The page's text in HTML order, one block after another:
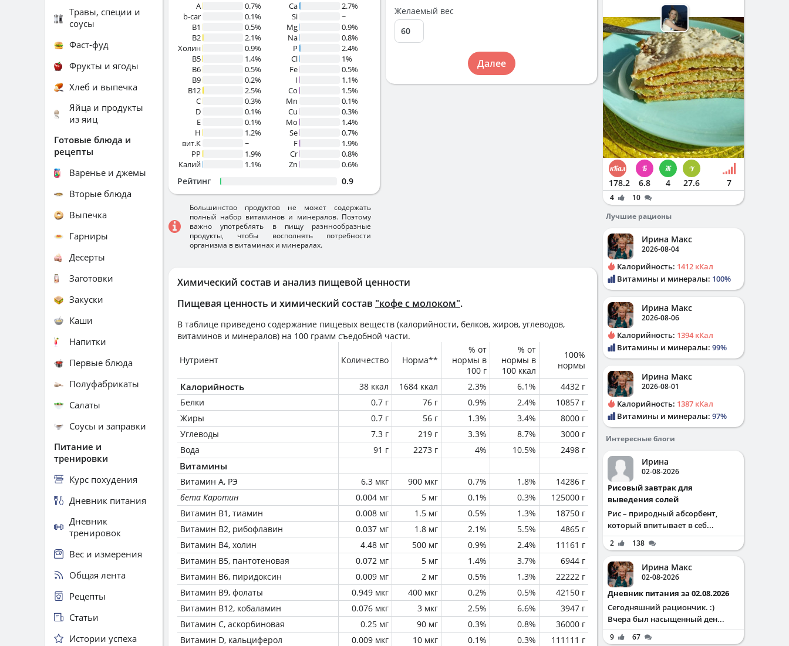
Химический состав и анализ пищевой ценности
Пищевая ценность и химический состав "кофе с молоком".
В таблице приведено содержание пищевых веществ (калорийности, белков, жиров, углеводов,
витаминов и минералов) на 100 грамм съедобной части.
Нутриент Количество Норма**
% от
нормы в
100 г
% от
нормы в
100 ккал
100%
нормы
Калорийность 38 ккал 1684 ккал 2.3% 6.1%
4432 г
Белки
0.7 г 76 г 0.9% 2.4%
10857 г
Жиры
0.7 г 56 г 1.3% 3.4%
8000 г
Углеводы
7.3 г 219 г 3.3% 8.7%
3000 г
Вода
91 г 2273 г 4% 10.5% 2498 г
Витамины
Витамин А, РЭ 6.3 мкг 900 мкг 0.7% 1.8%
14286 г
бета Каротин
0.004 мг 5 мг 0.1% 0.3%
125000 г
Витамин В1, тиамин
0.008 мг 1.5 мг 0.5% 1.3%
18750 г
Витамин В2, рибофлавин
0.037 мг 1.8 мг 2.1% 5.5%
4865 г
Витамин В4, холин
4.48 мг 500 мг 0.9% 2.4%
11161 г
Витамин В5, пантотеновая
0.072 мг 5 мг 1.4% 3.7%
6944 г
Витамин В6, пиридоксин
0.009 мг 2 мг 0.5% 1.3%
22222 г
Витамин В9, фолаты
0.949 мкг 400 мкг 0.2% 0.5%
42150 г
Витамин В12, кобаламин
0.076 мкг 3 мкг 2.5% 6.6%
3947 г
Витамин C, аскорбиновая
0.25 мг 90 мг 0.3% 0.8%
36000 г
Витамин D, кальциферол
0.009 мкг 10 мкг 0.1% 0.3%
111111 г
A
0.7%
b-car
0.1%
В1
0.5%
B2
2.1%
Холин
0.9%
B5
1.4%
B6
0.5%
B9
0.2%
B12
2.5%
C
0.3%
D
0.1%
E
0.1%
H
1.2%
вит.К
~
PP
1.9%
Калий
1.1%
Ca
2.7%
Si
~
Mg
0.9%
Na
0.8%
P
2.4%
Cl
1%
Fe
0.5%
I
1.1%
Co
1.5%
Mn
0.1%
Cu
0.3%
Mo
1.4%
Se
0.7%
F
1.9%
Cr
0.8%
Zn
0.6%
Рейтинг 0.9
Большинство продуктов не может содержать
полный набор витаминов и минералов. Поэтому
важно употреблять в пищу разннообразные
продукты, чтобы восполнять потребности
организма в витаминах и минералах.
Желаемый вес
Далее
Травы, специи и
соусы
Фаст-фуд
Фрукты и ягоды
Хлеб и выпечка
Яйца и продукты
из яиц
Готовые блюда и
рецепты
Варенье и джемы
Вторые блюда
Выпечка
Гарниры
Десерты
Заготовки
Закуски
Каши
Напитки
Первые блюда
Полуфабрикаты
Салаты
Соусы и заправки
Питание и
тренировки
Курс похудения
Дневник питания
Дневник
тренировок
Вес и измерения
Общая лента
Рецепты
Статьи
Истории успеха
178.2 6.8 4 27.6 7
4
10
Лучшие рационы
Ирина Макс
2026-08-04
Калорийность: 1412 кКал
Витамины и минералы: 100%
Ирина Макс
2026-08-06
Калорийность: 1394 кКал
Витамины и минералы: 99%
Ирина Макс
2026-08-01
Калорийность: 1387 кКал
Витамины и минералы: 97%
Интересные блоги
Ирина
02-08-2026
Рисовый завтрак для
выведения солей
Рис – природный абсорбент,
который впитывает в себ...
2 138
Ирина Макс
02-08-2026
Дневник питания за 02.08.2026
Сегодняшний рациончик. :)
Вчера был насыщенный ден...
9 67